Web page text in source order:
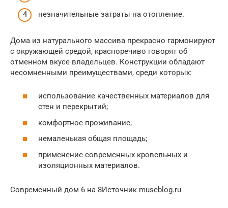
незначительные затраты на отопление.
Дома из натурального массива прекрасно гармонируют
с окружающей средой, красноречиво говорят об
отменном вкусе владельцев. Конструкции обладают
несомненными преимуществами, среди которых:
использование качественных материалов для
стен и перекрытий;
комфортное проживание;
немаленькая общая площадь;
применение современных кровельных и
изоляционных материалов.
Современный дом 6 на 8Источник museblog.ru